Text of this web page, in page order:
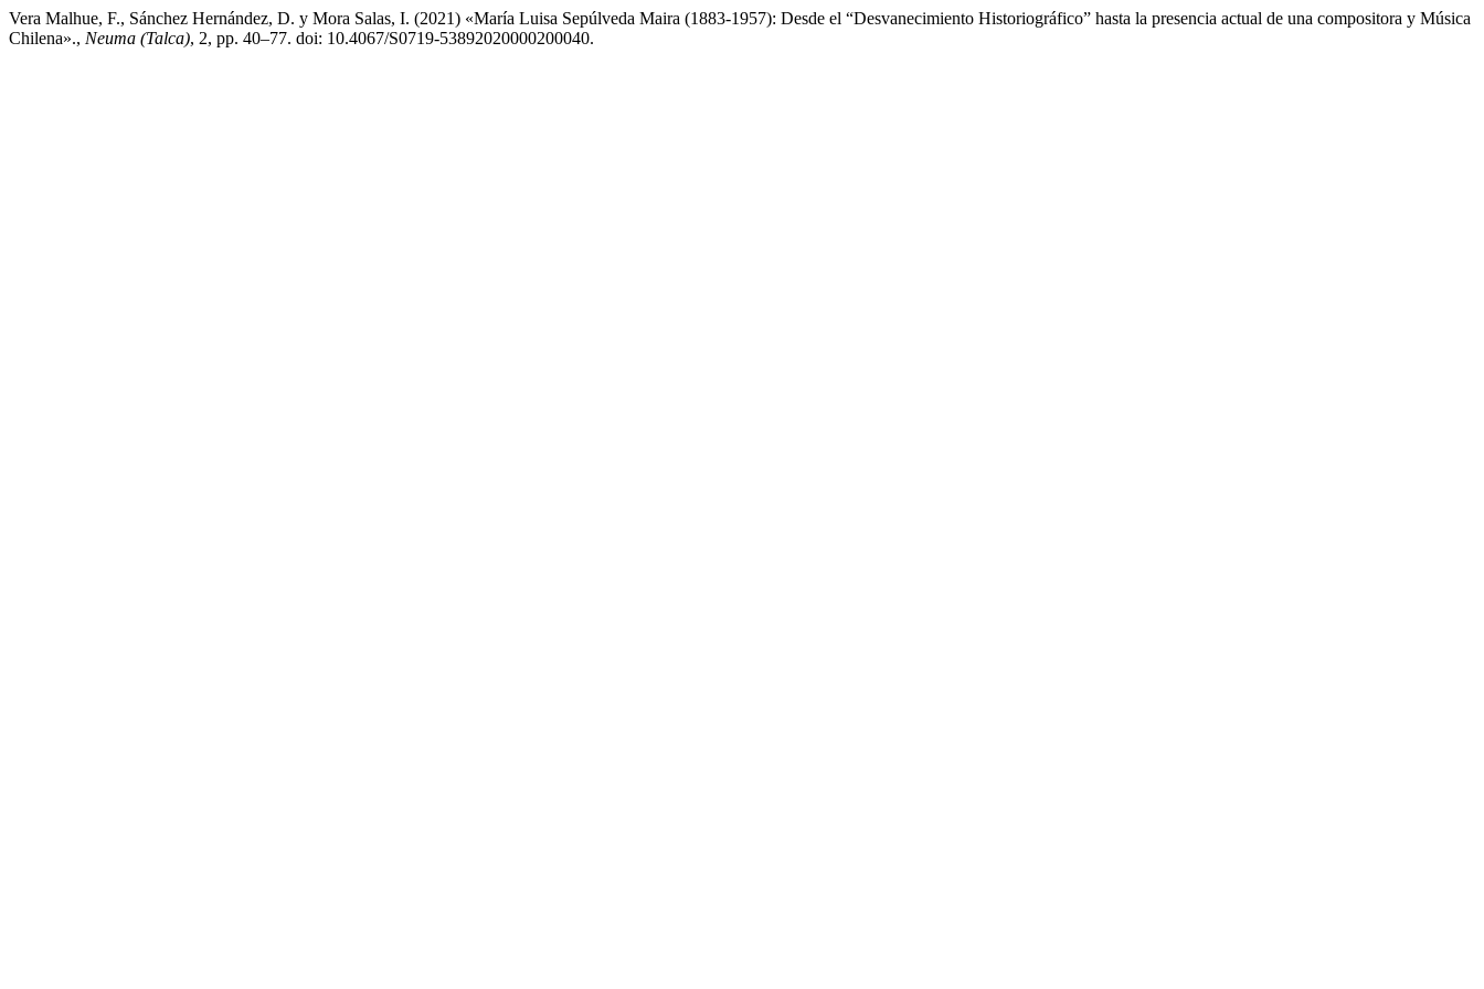
Vera Malhue, F., Sánchez Hernández, D. y Mora Salas, I. (2021) «María Luisa Sepúlveda Maira (1883-1957): Desde el “Desvanecimiento Historiográfico” hasta la presencia actual de una compositora y Música
Chilena»., Neuma (Talca), 2, pp. 40–77. doi: 10.4067/S0719-53892020000200040.